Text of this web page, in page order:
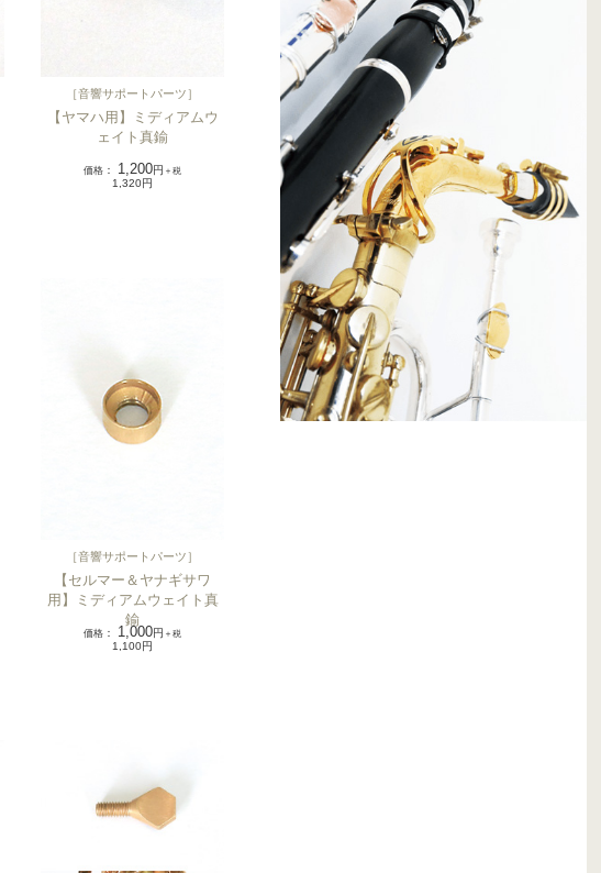
［音響サポートパーツ］
【ヤマハ用】ミディアムウ
ェイト真鍮
価格 ： 1,200円 ＋税
1,320円
［音響サポートパーツ］
【セルマー＆ヤナギサワ
用】ミディアムウェイト真
鍮
価格 ： 1,000円 ＋税
1,100円